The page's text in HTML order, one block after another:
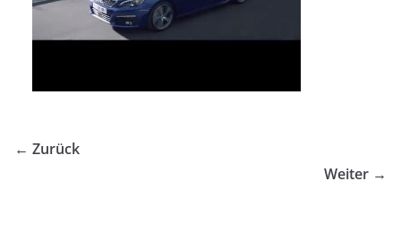
← Zurück
Weiter →